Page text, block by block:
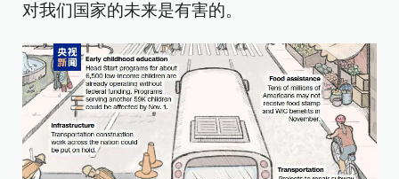
对我们国家的未来是有害的。